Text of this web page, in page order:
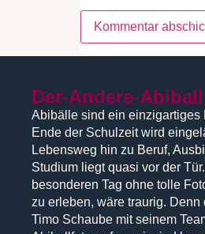
Der-Andere-
Abibälle sind ein einzigartiges
Ende der Schulzeit wird
Lebensweg hin zu Beruf,
Studium liegt quasi vor der
besonderen Tag ohne tolle
zu erleben, wäre traurig. Denn
Timo Schaube mit seinem